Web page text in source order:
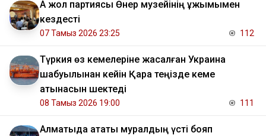
Ақ жол партиясы Өнер музейінің ұжымымен
кездесті
07 Тамыз 2026 23:25 112
Түркия өз кемелеріне жасалған Украина
шабуылынан кейін Қара теңізде кеме
қатынасын шектеді
08 Тамыз 2026 19:00 111
Алматыда атақты муралдың үсті бояп